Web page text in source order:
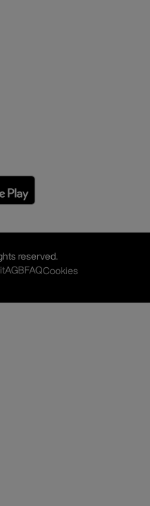
reserved.
AGBFAQCookies